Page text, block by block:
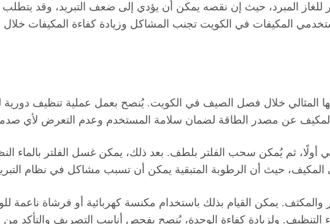
المبرد، حيث إن نقصه يمكن أن يؤدي إلى ضعف التبريد، وقد
المكيفات في الكويت تجنب المشاكل وزيادة كفاءة المكيفات
المثالي خلال فصل الصيف في الكويت. يُنصح بعمل عملية تنظيف
عن مصدر الطاقة لضمان سلامة المستخدم وعدم التعرض لأي
أولًا، ثم يُمكن سحب الفلتر بلطف. بعد ذلك، يمكن غسل الفلتر بالماء
المكيف، حيث أن الرطوبة المتبقية يمكن أن تسبب مشاكل في نظام
والمكثف. يمكن القيام بذلك باستخدام مكنسة كهربائية أو فرشاة ناعمة
ولزيادة كفاءة الوحدة، يُنصح بفحص أنابيب التصريف والتأكد